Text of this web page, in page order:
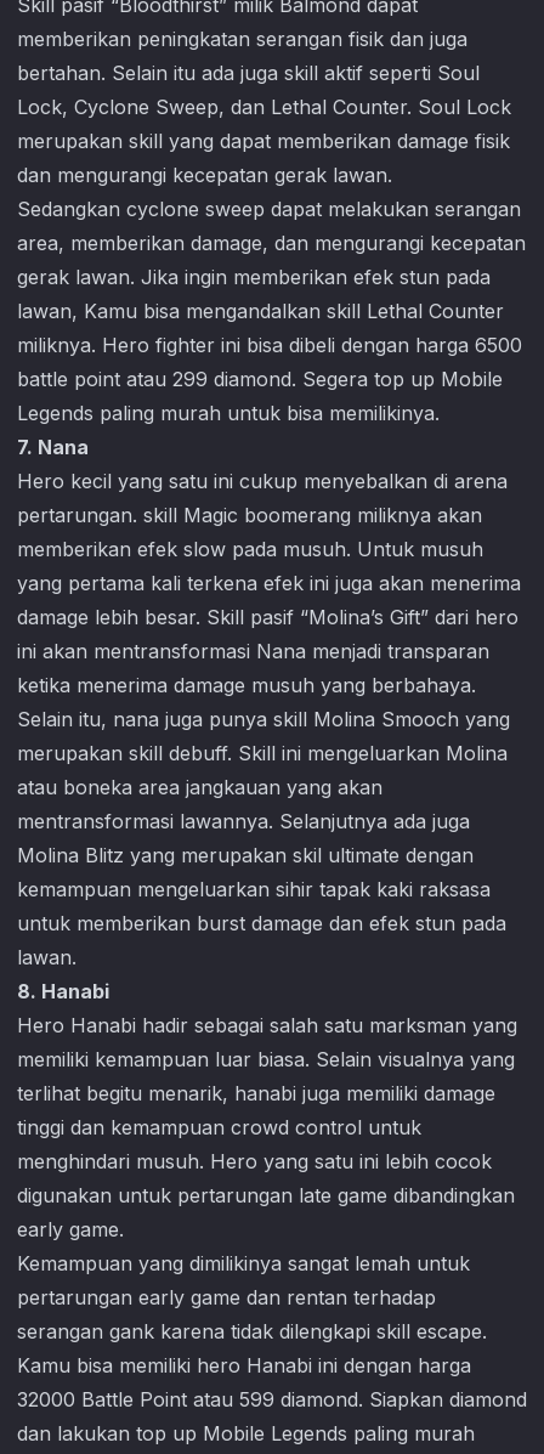
Skill pasif “Bloodthirst” milik Balmond dapat
memberikan peningkatan serangan fisik dan juga
bertahan. Selain itu ada juga skill aktif seperti Soul
Lock, Cyclone Sweep, dan Lethal Counter. Soul Lock
merupakan skill yang dapat memberikan damage fisik
dan mengurangi kecepatan gerak lawan.
Sedangkan cyclone sweep dapat melakukan serangan
area, memberikan damage, dan mengurangi kecepatan
gerak lawan. Jika ingin memberikan efek stun pada
lawan, Kamu bisa mengandalkan skill Lethal Counter
miliknya. Hero fighter ini bisa dibeli dengan harga 6500
battle point atau 299 diamond. Segera top up Mobile
Legends paling murah untuk bisa memilikinya.
7. Nana
Hero kecil yang satu ini cukup menyebalkan di arena
pertarungan. skill Magic boomerang miliknya akan
memberikan efek slow pada musuh. Untuk musuh
yang pertama kali terkena efek ini juga akan menerima
damage lebih besar. Skill pasif “Molina’s Gift” dari hero
ini akan mentransformasi Nana menjadi transparan
ketika menerima damage musuh yang berbahaya.
Selain itu, nana juga punya skill Molina Smooch yang
merupakan skill debuff. Skill ini mengeluarkan Molina
atau boneka area jangkauan yang akan
mentransformasi lawannya. Selanjutnya ada juga
Molina Blitz yang merupakan skil ultimate dengan
kemampuan mengeluarkan sihir tapak kaki raksasa
untuk memberikan burst damage dan efek stun pada
lawan.
8. Hanabi
Hero Hanabi hadir sebagai salah satu marksman yang
memiliki kemampuan luar biasa. Selain visualnya yang
terlihat begitu menarik, hanabi juga memiliki damage
tinggi dan kemampuan crowd control untuk
menghindari musuh. Hero yang satu ini lebih cocok
digunakan untuk pertarungan late game dibandingkan
early game.
Kemampuan yang dimilikinya sangat lemah untuk
pertarungan early game dan rentan terhadap
serangan gank karena tidak dilengkapi skill escape.
Kamu bisa memiliki hero Hanabi ini dengan harga
32000 Battle Point atau 599 diamond. Siapkan diamond
dan lakukan top up Mobile Legends paling murah